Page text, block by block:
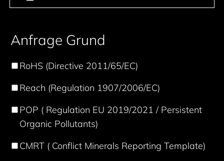
Anfrage Grund
RoHS (Directive 2011/65/EC)
Reach (Regulation 1907/2006/EC)
POP ( Regulation EU 2019/2021 / Persistent
Organic Pollutants)
CMRT ( Conflict Minerals Reporting Template)